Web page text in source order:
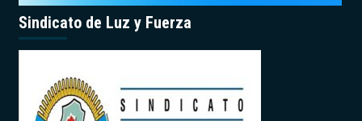
Sindicato de Luz y Fuerza